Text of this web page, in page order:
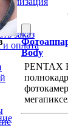
заказ
и оплата
Body
PENTAX